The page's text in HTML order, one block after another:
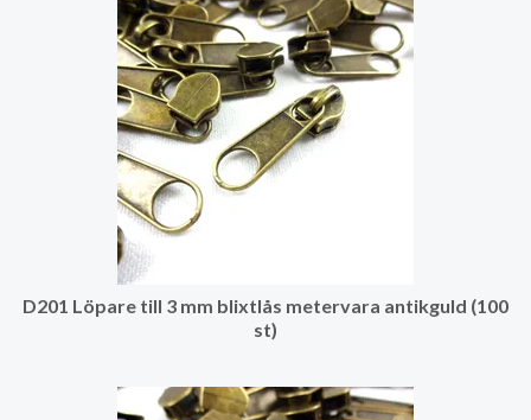
D201 Löpare till 3 mm blixtlås metervara antikguld (100
st)